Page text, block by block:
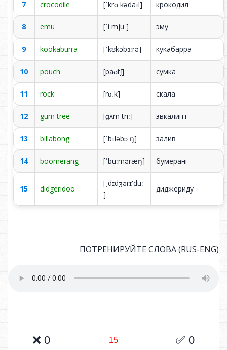
7 crocodile [ˈkrɑːkədaɪl] кро­ко­дил
8 emu [ˈiːmjuː] эму
9 kookaburra [ˈkʊkəbɜːrə] ку­ка­бар­ра
10 pouch [paʊtʃ] сум­ка
11 rock [rɑːk] ска­ла
12 gum tree [ɡʌm triː] эв­ка­липт
13 billabong [ˈbɪləbɔːŋ] за­лив
14 boomerang [ˈbuːməræŋ] бу­ме­ранг
15 didgeridoo
[ˌdɪdʒǝrɪ'duː
]
ди­дже­ри­ду
ПОТРЕНИРУЙТЕ СЛОВА (RUS-ENG)